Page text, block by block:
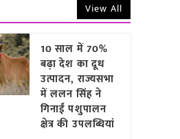
View All
10 साल में 70%
बढ़ा देश का दूध
उत्पादन, राज्यसभा
में ललन सिंह ने
गिनाईं पशुपालन
क्षेत्र की उपलब्धियां